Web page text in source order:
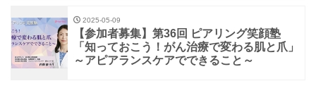
2025-05-09
【参加者募集】第36回 ピアリング笑顔塾
「知っておこう！がん治療で変わる肌と爪」
～アピアランスケアでできること～